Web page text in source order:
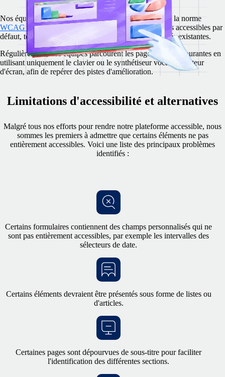
Nos équipes d'ingénierie et de design connaissent bien la norme
WCAG 2.2Elles s'engagent à créer des fonctionnalités accessibles par
défaut, tout en continuant d'améliorer les fonctionnalités existantes.
Régulièrement, nos équipes parcourent les pages les plus courantes en
utilisant uniquement le clavier ou le synthétiseur vocal du lecteur
d'écran, afin de repérer des pistes d'amélioration.
Limitations d'accessibilité et alternatives
Malgré tous nos efforts pour rendre notre plateforme accessible, nous
sommes les premiers à admettre que certains éléments ne pas
entièrement accessibles. Voici une liste des principaux problèmes
identifiés :
Certains formulaires contiennent des champs personnalisés qui ne
sont pas entièrement accessibles, par exemple les intervalles des
sélecteurs de date.
Certains éléments devraient être présentés sous forme de listes ou
d'articles.
Certaines pages sont dépourvues de sous-titre pour faciliter
l'identification des différentes sections.